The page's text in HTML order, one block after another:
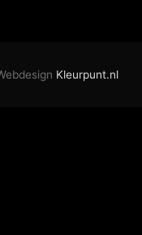
Kleurpunt.nl